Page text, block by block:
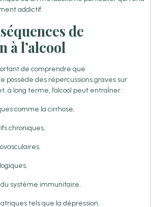
addictif.
de
à l’alcool
de comprendre que
possède des répercussions graves sur
à long terme, l’alcool peut entraîner :
comme la cirrhose,
chroniques,
système immunitaire,
tels que la dépression.